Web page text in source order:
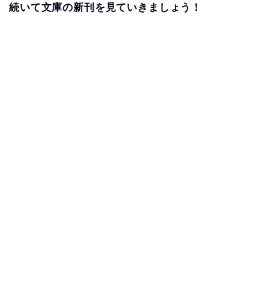
続いて文庫の新刊を見ていきましょう！